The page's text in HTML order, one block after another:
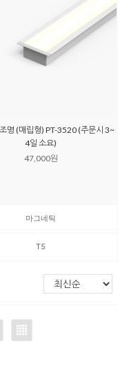
LED MX 라인조명 (3 size)
203,000원
마그네틱
T5